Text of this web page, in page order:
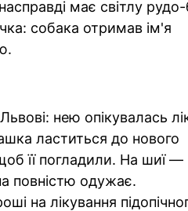
має світлу рудо-
собака отримав ім'я
нею опікувалась
ластиться до нового
її погладили. На шиї —
повністю одужає.
на лікування